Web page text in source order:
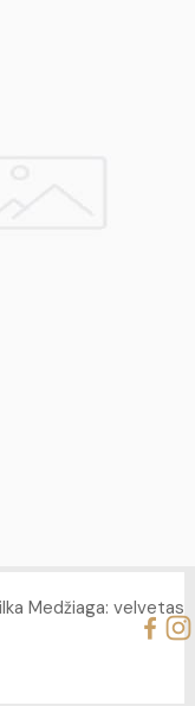
Medžiaga: velvetas